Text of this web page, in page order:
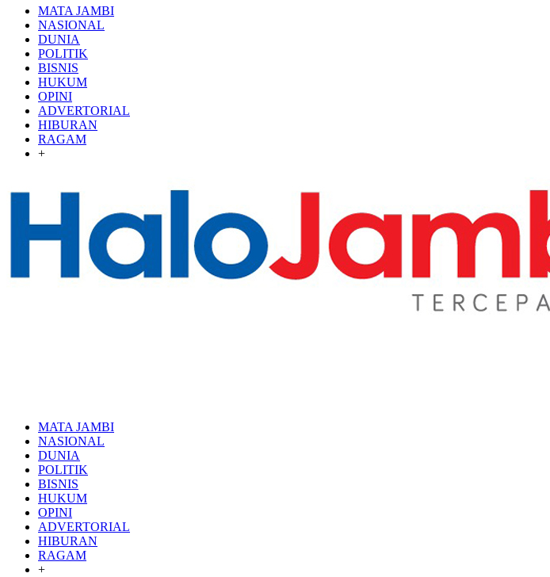
MATA JAMBI
NASIONAL
DUNIA
POLITIK
BISNIS
HUKUM
OPINI
ADVERTORIAL
HIBURAN
RAGAM
+
MATA JAMBI
NASIONAL
DUNIA
POLITIK
BISNIS
HUKUM
OPINI
ADVERTORIAL
HIBURAN
RAGAM
+